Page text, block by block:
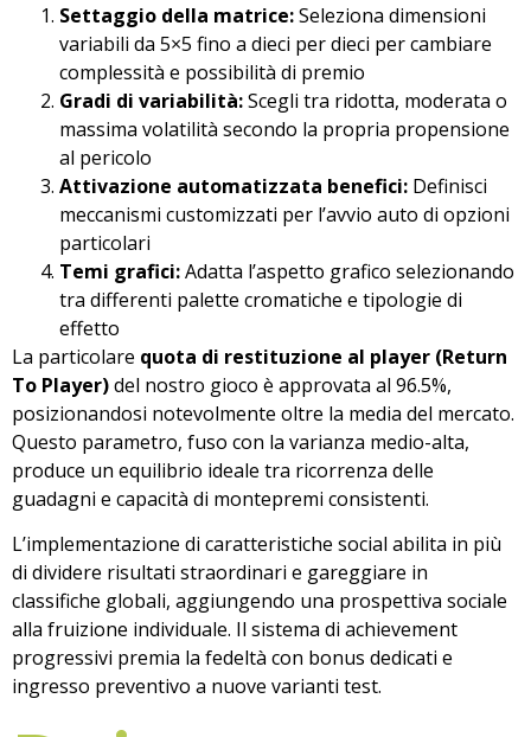
Settaggio della matrice:Seleziona dimensioni
variabili da 5×5 fino a dieci per dieci per cambiare
complessità e possibilità di premio
Gradi di variabilità:Scegli tra ridotta, moderata o
massima volatilità secondo la propria propensione
al pericolo
Attivazione automatizzata benefici: Definisci
meccanismi customizzati per l’avvio auto di opzioni
particolari
Temi grafici:Adatta l’aspetto grafico selezionando
tra differenti palette cromatiche e tipologie di
effetto
La particolare quota di restituzione al player (Return
To Player)del nostro gioco è approvata al 96.5%,
posizionandosi notevolmente oltre la media del mercato.
Questo parametro, fuso con la varianza medio-alta,
produce un equilibrio ideale tra ricorrenza delle
guadagni e capacità di montepremi consistenti.
L’implementazione di caratteristiche social abilita in più
di dividere risultati straordinari e gareggiare in
classifiche globali, aggiungendo una prospettiva sociale
alla fruizione individuale. Il sistema di achievement
progressivi premia la fedeltà con bonus dedicati e
ingresso preventivo a nuove varianti test.